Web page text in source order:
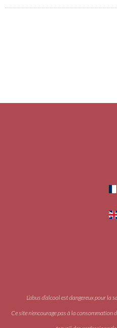
L’abus d’alcool est dangereux pour
Ce site n’encourage pas à la consommation